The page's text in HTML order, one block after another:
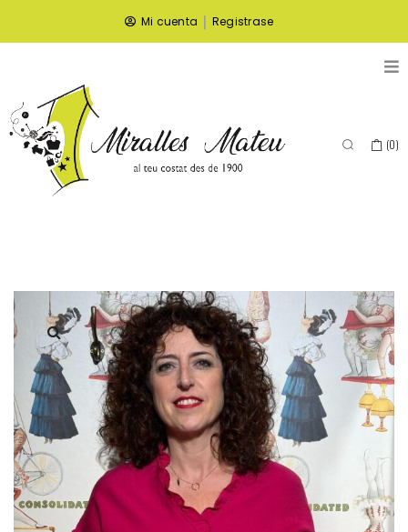
Mi cuenta | Registrase
(0)